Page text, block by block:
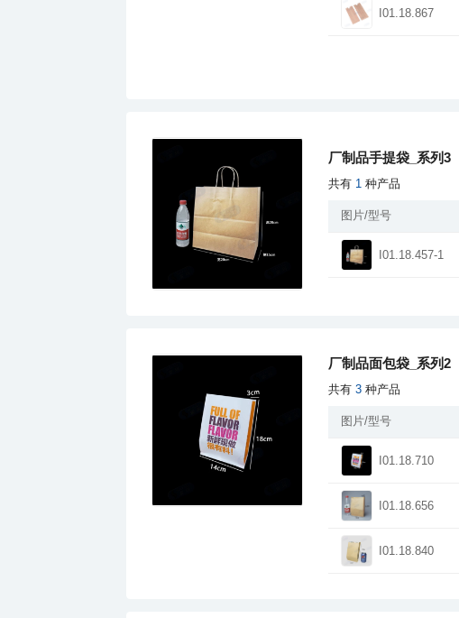
I01.18.867
厂制品手提袋_系列3
共有 1 种产品
图片/型号
I01.18.457-1
厂制品面包袋_系列2
共有 3 种产品
图片/型号
I01.18.710
I01.18.656
I01.18.840